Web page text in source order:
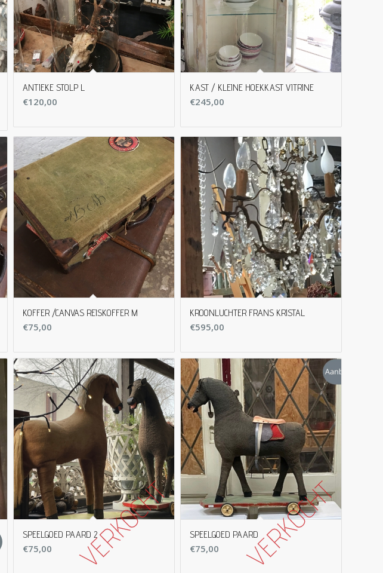
ANTIEKE STOLP L
€120,00
KAST / KLEINE HOEKKAST VITRINE
€245,00
KOFFER /CANVAS REISKOFFER M
€75,00
KROONLUCHTER FRANS KRISTAL
€595,00
SPEELGOED PAARD 2
€75,00
SPEELGOED PAARD
€75,00